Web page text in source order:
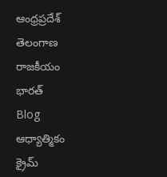
ఆంధ్రప్రదేశ్
తెలంగాణ
రాజకీయం
భారత్
Blog
ఆధ్యాత్మికం
క్రైమ్